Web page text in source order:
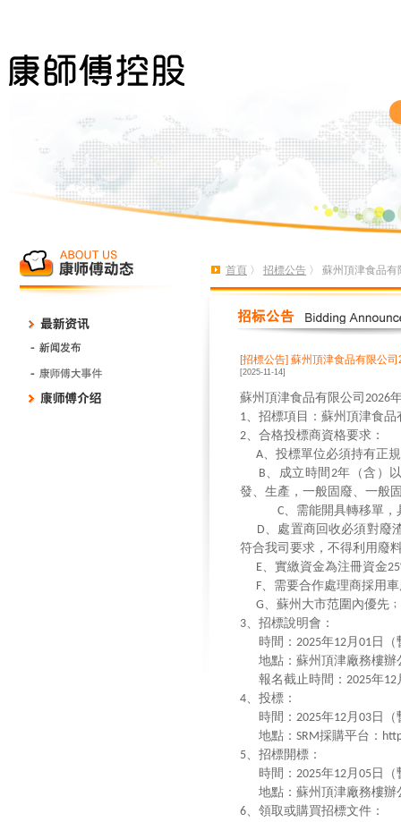
首頁 〉 招標公告 〉 蘇州頂津食品
[招標公告] 蘇州頂津食品有限公
[2025-11-14]
蘇州頂津食品有限公司 2026
1、招標項目：蘇州頂津食品
2、合格投標商資格要求：
A、投標單位必須持有正
B、成立時間 2年（含）
發、生產，一般固廢、一般
C、需能開具轉移單
D、處置商回收必須對廢
符合我司要求，不得利用廢
E、實繳資金為注冊資金
F、需要合作處理商採用
G、蘇州大市范圍內優先﹔
3、招標說明會：
時間： 2025年12月 01 日（
地點：蘇州頂津廠務樓辦
報名截止時間： 2025年12
4、投標：
時間： 2025年12月 03 日（
地點： SRM採購平台：
5、招標開標：
時間： 2025年12月 05 日（
地點：蘇州頂津廠務樓辦
6、領取或購買招標文件：